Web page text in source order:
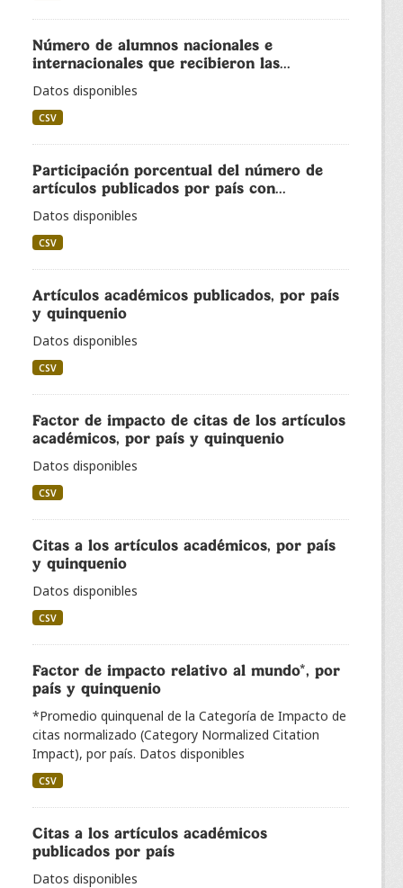
Número de alumnos nacionales e
internacionales que recibieron las...
Datos disponibles
CSV
Participación porcentual del número de
artículos publicados por país con...
Datos disponibles
CSV
Artículos académicos publicados, por país
y quinquenio
Datos disponibles
CSV
Factor de impacto de citas de los artículos
académicos, por país y quinquenio
Datos disponibles
CSV
Citas a los artículos académicos, por país
y quinquenio
Datos disponibles
CSV
Factor de impacto relativo al mundo*, por
país y quinquenio
*Promedio quinquenal de la Categoría de Impacto de
citas normalizado (Category Normalized Citation
Impact), por país. Datos disponibles
CSV
Citas a los artículos académicos
publicados por país
Datos disponibles